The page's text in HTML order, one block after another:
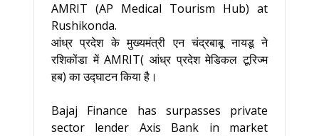
AMRIT (AP Medical Tourism Hub) at
Rushikonda.
आंध्र प्रदेश के मुख्यमंत्री एन चंद्रबाबू नायडू ने
रशिकोंडा में AMRIT( आंध्र प्रदेश मेडिकल टूरिज्म
हब) का उद्घाटन किया है।
Bajaj Finance has surpasses private
sector lender Axis Bank in market